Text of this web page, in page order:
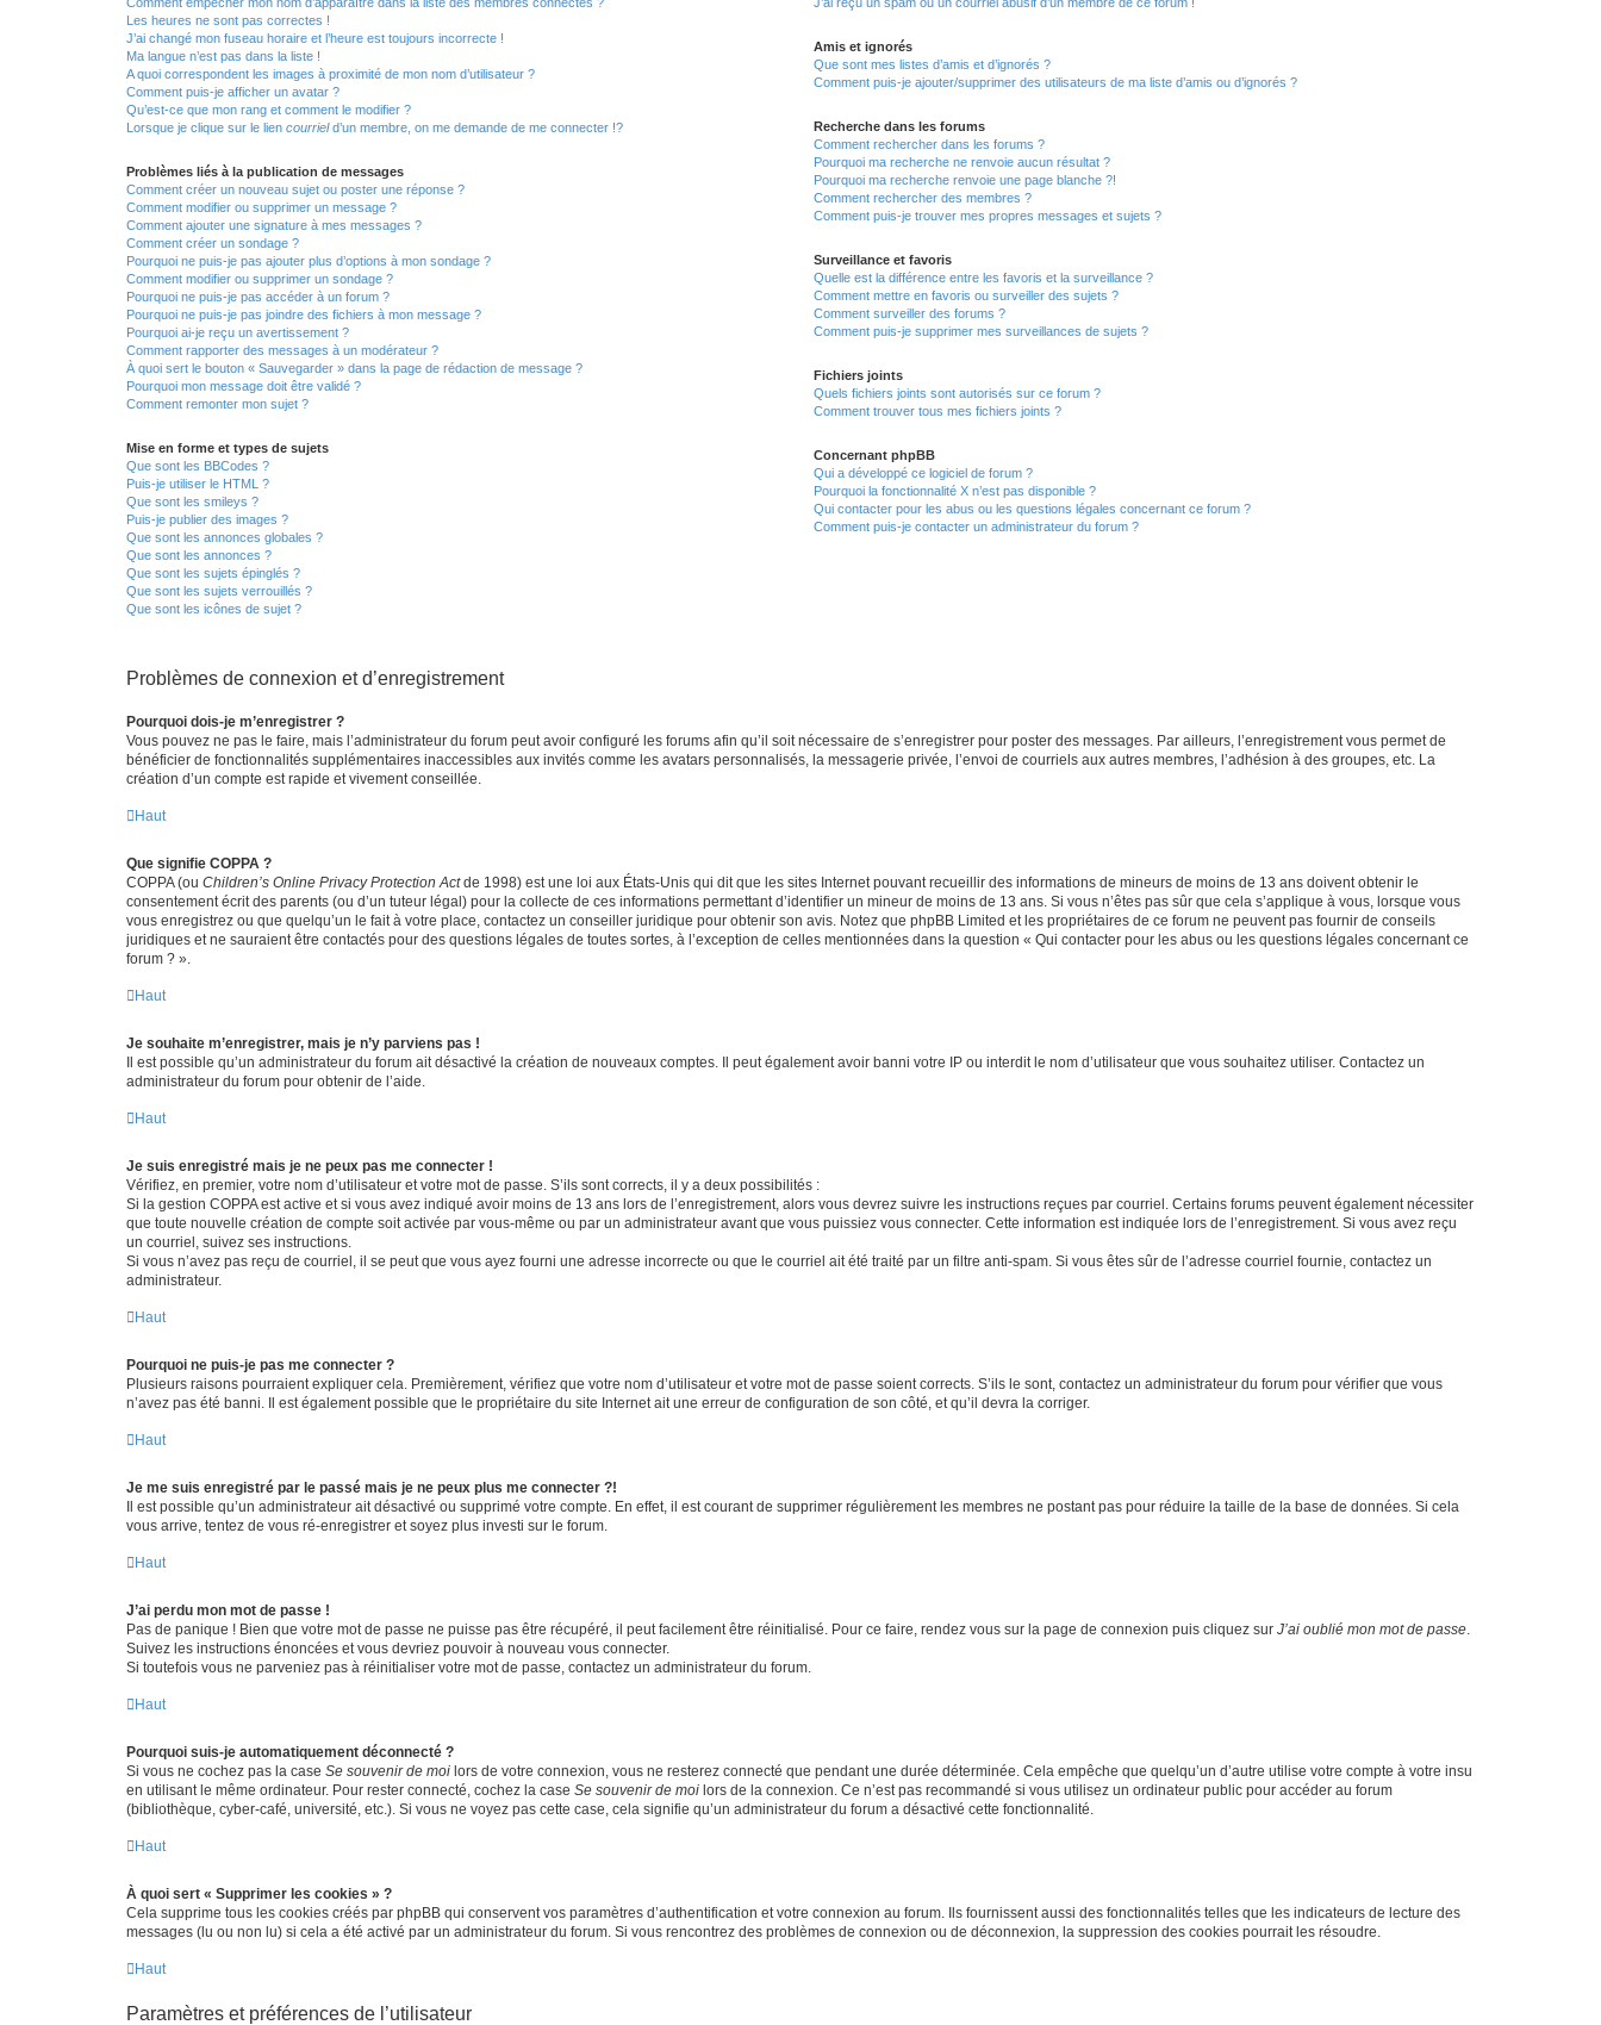
Les heures ne sont pas correctes !
J’ai changé mon fuseau horaire et l’heure est toujours incorrecte !
Ma langue n’est pas dans la liste !
A quoi correspondent les images à proximité de mon nom d’utilisateur ?
Comment puis-je afficher un avatar ?
Qu’est-ce que mon rang et comment le modifier ?
Lorsque je clique sur le lien courrield’un membre, on me demande de me connecter !?
Problèmes liés à la publication de messages
Comment créer un nouveau sujet ou poster une réponse ?
Comment modifier ou supprimer un message ?
Comment ajouter une signature à mes messages ?
Comment créer un sondage ?
Pourquoi ne puis-je pas ajouter plus d’options à mon sondage ?
Comment modifier ou supprimer un sondage ?
Pourquoi ne puis-je pas accéder à un forum ?
Pourquoi ne puis-je pas joindre des fichiers à mon message ?
Pourquoi ai-je reçu un avertissement ?
Comment rapporter des messages à un modérateur ?
À quoi sert le bouton « Sauvegarder » dans la page de rédaction de message ?
Pourquoi mon message doit être validé ?
Comment remonter mon sujet ?
Mise en forme et types de sujets
Que sont les BBCodes ?
Puis-je utiliser le HTML ?
Que sont les smileys ?
Puis-je publier des images ?
Que sont les annonces globales ?
Que sont les annonces ?
Que sont les sujets épinglés ?
Que sont les sujets verrouillés ?
Que sont les icônes de sujet ?
Amis et ignorés
Que sont mes listes d’amis et d’ignorés ?
Comment puis-je ajouter/supprimer des utilisateurs de ma liste d’amis ou d’ignorés ?
Recherche dans les forums
Comment rechercher dans les forums ?
Pourquoi ma recherche ne renvoie aucun résultat ?
Pourquoi ma recherche renvoie une page blanche ?!
Comment rechercher des membres ?
Comment puis-je trouver mes propres messages et sujets ?
Surveillance et favoris
Quelle est la différence entre les favoris et la surveillance ?
Comment mettre en favoris ou surveiller des sujets ?
Comment surveiller des forums ?
Comment puis-je supprimer mes surveillances de sujets ?
Fichiers joints
Quels fichiers joints sont autorisés sur ce forum ?
Comment trouver tous mes fichiers joints ?
Concernant phpBB
Qui a développé ce logiciel de forum ?
Pourquoi la fonctionnalité X n’est pas disponible ?
Qui contacter pour les abus ou les questions légales concernant ce forum ?
Comment puis-je contacter un administrateur du forum ?
Problèmes de connexion et d’enregistrement
Pourquoi dois-je m’enregistrer ?
Vous pouvez ne pas le faire, mais l’administrateur du forum peut avoir configuré les forums afin qu’il soit nécessaire de s’enregistrer pour poster des messages. Par ailleurs, l’enregistrement vous permet de
bénéficier de fonctionnalités supplémentaires inaccessibles aux invités comme les avatars personnalisés, la messagerie privée, l’envoi de courriels aux autres membres, l’adhésion à des groupes, etc. La
création d’un compte est rapide et vivement conseillée.
Haut
Que signifie COPPA ?
COPPA (ou Children’s Online Privacy Protection Actde 1998) est une loi aux États-Unis qui dit que les sites Internet pouvant recueillir des informations de mineurs de moins de 13 ans doivent obtenir le
consentement écrit des parents (ou d’un tuteur légal) pour la collecte de ces informations permettant d’identifier un mineur de moins de 13 ans. Si vous n’êtes pas sûr que cela s’applique à vous, lorsque vous
vous enregistrez ou que quelqu’un le fait à votre place, contactez un conseiller juridique pour obtenir son avis. Notez que phpBB Limited et les propriétaires de ce forum ne peuvent pas fournir de conseils
juridiques et ne sauraient être contactés pour des questions légales de toutes sortes, à l’exception de celles mentionnées dans la question « Qui contacter pour les abus ou les questions légales concernant ce
forum ? ».
Haut
Je souhaite m’enregistrer, mais je n’y parviens pas !
Il est possible qu’un administrateur du forum ait désactivé la création de nouveaux comptes. Il peut également avoir banni votre IP ou interdit le nom d’utilisateur que vous souhaitez utiliser. Contactez un
administrateur du forum pour obtenir de l’aide.
Haut
Je suis enregistré mais je ne peux pas me connecter !
Vérifiez, en premier, votre nom d’utilisateur et votre mot de passe. S’ils sont corrects, il y a deux possibilités :
Si la gestion COPPA est active et si vous avez indiqué avoir moins de 13 ans lors de l’enregistrement, alors vous devrez suivre les instructions reçues par courriel. Certains forums peuvent également nécessiter
que toute nouvelle création de compte soit activée par vous-même ou par un administrateur avant que vous puissiez vous connecter. Cette information est indiquée lors de l’enregistrement. Si vous avez reçu
un courriel, suivez ses instructions.
Si vous n’avez pas reçu de courriel, il se peut que vous ayez fourni une adresse incorrecte ou que le courriel ait été traité par un filtre anti-spam. Si vous êtes sûr de l’adresse courriel fournie, contactez un
administrateur.
Haut
Pourquoi ne puis-je pas me connecter ?
Plusieurs raisons pourraient expliquer cela. Premièrement, vérifiez que votre nom d’utilisateur et votre mot de passe soient corrects. S’ils le sont, contactez un administrateur du forum pour vérifier que vous
n’avez pas été banni. Il est également possible que le propriétaire du site Internet ait une erreur de configuration de son côté, et qu’il devra la corriger.
Haut
Je me suis enregistré par le passé mais je ne peux plus me connecter ?!
Il est possible qu’un administrateur ait désactivé ou supprimé votre compte. En effet, il est courant de supprimer régulièrement les membres ne postant pas pour réduire la taille de la base de données. Si cela
vous arrive, tentez de vous ré-enregistrer et soyez plus investi sur le forum.
Haut
J’ai perdu mon mot de passe !
Pas de panique ! Bien que votre mot de passe ne puisse pas être récupéré, il peut facilement être réinitialisé. Pour ce faire, rendez vous sur la page de connexion puis cliquez sur J’ai oublié mon mot de passe
Suivez les instructions énoncées et vous devriez pouvoir à nouveau vous connecter.
Si toutefois vous ne parveniez pas à réinitialiser votre mot de passe, contactez un administrateur du forum.
Haut
Pourquoi suis-je automatiquement déconnecté ?
Si vous ne cochez pas la case Se souvenir de moi lors de votre connexion, vous ne resterez connecté que pendant une durée déterminée. Cela empêche que quelqu’un d’autre utilise votre compte à votre insu
en utilisant le même ordinateur. Pour rester connecté, cochez la case Se souvenir de moi lors de la connexion. Ce n’est pas recommandé si vous utilisez un ordinateur public pour accéder au forum
(bibliothèque, cyber-café, université, etc.). Si vous ne voyez pas cette case, cela signifie qu’un administrateur du forum a désactivé cette fonctionnalité.
Haut
À quoi sert « Supprimer les cookies » ?
Cela supprime tous les cookies créés par phpBB qui conservent vos paramètres d’authentification et votre connexion au forum. Ils fournissent aussi des fonctionnalités telles que les indicateurs de lecture des
messages (lu ou non lu) si cela a été activé par un administrateur du forum. Si vous rencontrez des problèmes de connexion ou de déconnexion, la suppression des cookies pourrait les résoudre.
Haut
Paramètres et préférences de l’utilisateur